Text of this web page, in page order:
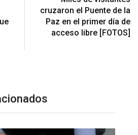
cruzaron el Puente de la
Paz en el primer día de
acceso libre [FOTOS]